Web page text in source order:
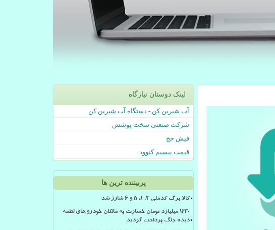
لینک دوستان نیازگاه
آب شیرین کن - دستگاه آب شیرین کن
شرکت صنعتی سخت پوشش
فیش حج
قیمت بیسیم کنوود
پربیننده ترین ها
کالا برگ کدملی 3، 4، 5 و 6 شارژ شد
۱۴۳۰ میلیارد تومان خسارت به مالکان خودرو های لطمه
دیده جنگ پرداخت گردید